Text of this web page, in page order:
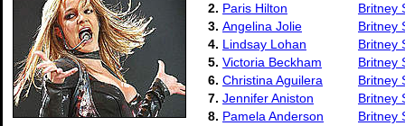
2. Paris Hilton
3. Angelina Jolie
4. Lindsay Lohan
5. Victoria Beckham
6. Christina Aguilera
7. Jennifer Aniston
8. Pamela Anderson
Britney
Britney
Britney
Britney
Britney
Britney
Britney